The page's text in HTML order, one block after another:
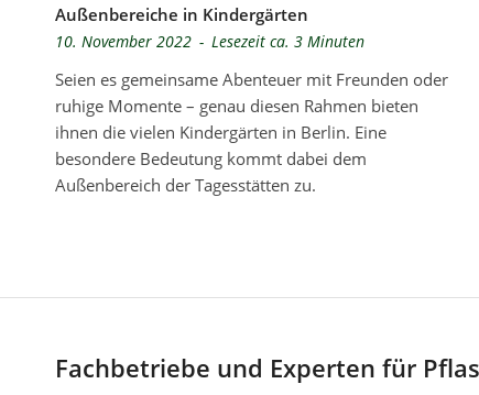
Außenbereiche in Kindergärten
10. November 2022 - Lesezeit ca. 3 Minuten
Seien es gemeinsame Abenteuer mit Freunden oder
ruhige Momente – genau diesen Rahmen bieten
ihnen die vielen Kindergärten in Berlin. Eine
besondere Bedeutung kommt dabei dem
Außenbereich der Tagesstätten zu.
Fachbetriebe und Experten für